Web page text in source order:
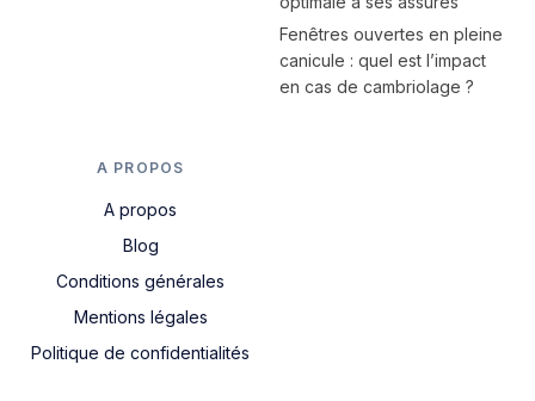
Fenêtres ouvertes en pleine
canicule : quel est l’impact
en cas de cambriolage ?
A PROPOS
A propos
Blog
Conditions générales
Mentions légales
Politique de confidentialités